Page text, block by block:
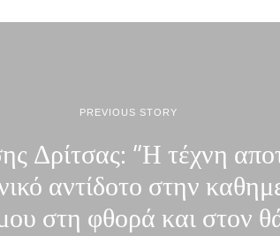
PREVIOUS STORY
Δρίτσας: “Η τέχνη
αντίδοτο στην
στη φθορά και στον